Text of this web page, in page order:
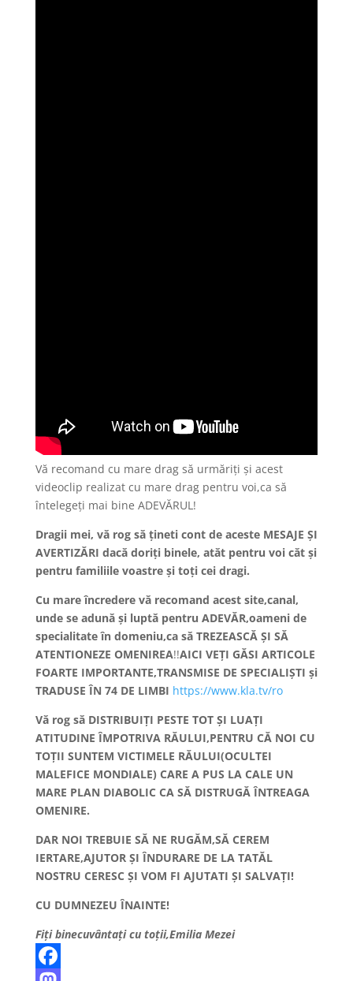
Vă recomand cu mare drag să urmăriți și acest
videoclip realizat cu mare drag pentru voi,ca să
întelegeți mai bine ADEVĂRUL!
Dragii mei, vă rog să țineti cont de aceste MESAJE ȘI
AVERTIZĂRI dacă doriți binele, atăt pentru voi căt și
pentru familiile voastre și toți cei dragi.
Cu mare încredere vă recomand acest site,canal,
unde se adună și luptă pentru ADEVĂR,oameni de
specialitate în domeniu,ca să TREZEASCĂ ȘI SĂ
ATENTIONEZE OMENIREA!!AICI VEȚI GĂSI ARTICOLE
FOARTE IMPORTANTE,TRANSMISE DE SPECIALIȘTI și
TRADUSE ÎN 74 DE LIMBI https://www.kla.tv/ro
Vă rog să DISTRIBUIȚI PESTE TOT ȘI LUAȚI
ATITUDINE ÎMPOTRIVA RĂULUI,PENTRU CĂ NOI CU
TOȚII SUNTEM VICTIMELE RĂULUI(OCULTEI
MALEFICE MONDIALE) CARE A PUS LA CALE UN
MARE PLAN DIABOLIC CA SĂ DISTRUGĂ ÎNTREAGA
OMENIRE.
DAR NOI TREBUIE SĂ NE RUGĂM,SĂ CEREM
IERTARE,AJUTOR ȘI ÎNDURARE DE LA TATĂL
NOSTRU CERESC ȘI VOM FI AJUTATI ȘI SALVAȚI!
CU DUMNEZEU ÎNAINTE!
Fiți binecuvântați cu toții,Emilia Mezei